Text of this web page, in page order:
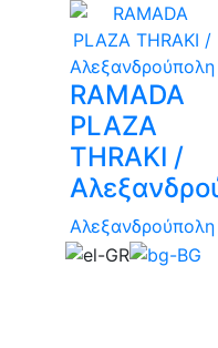
RAMADA
PLAZA
THRAKI /
Αλεξανδρούπολη